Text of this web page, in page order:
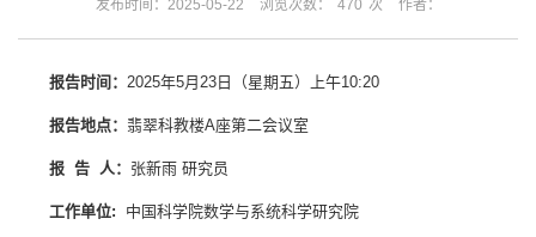
发布时间：2025-05-22 浏览次数： 470 次 作者：
报告时间 ： 2025年5月23日（星期五）上午10:20
报告地点： 翡翠科教楼A座第二会议室
报 告 人： 张新雨 研究员
工作单位: 中国科学院数学与系统科学研究院